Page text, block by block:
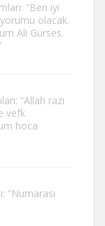
: “Ben iyi
olacak.
Ali Gürses.
: “Allah razı
vefk
hoca
: “Numarası